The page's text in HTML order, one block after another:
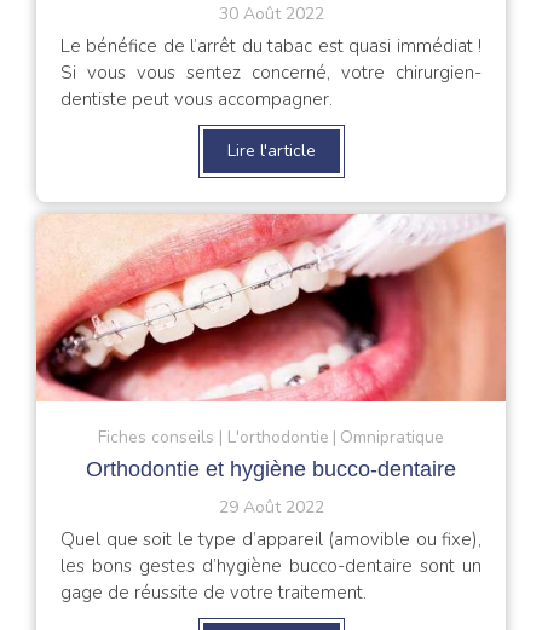
30 Août 2022
Le bénéfice de l’arrêt du tabac est quasi immédiat !
Si vous vous sentez concerné, votre chirurgien-
dentiste peut vous accompagner.
Lire l'article
Fiches conseils L'orthodontie Omnipratique
Orthodontie et hygiène bucco-dentaire
29 Août 2022
Quel que soit le type d’appareil (amovible ou fixe),
les bons gestes d’hygiène bucco-dentaire sont un
gage de réussite de votre traitement.